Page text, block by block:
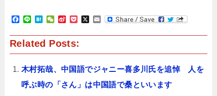
F
c
e
o
k
L
n
e
H
t
e
W
C
h
S
n
a
i
b
o
P
c
k
X
E
a
Related Posts:
木村拓哉、中国語でジャニー喜多川氏を追悼 人を
呼ぶ時の「さん」は中国語で桑といいます